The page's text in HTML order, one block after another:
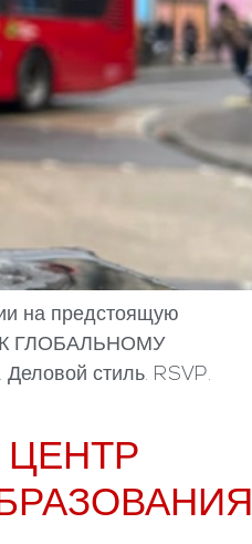
на предстоящую
ГЛОБАЛЬНОМУ
стиль. RSVP.
ЦЕНТР